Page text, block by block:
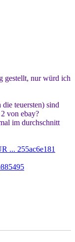
gestellt, nur würd ich
teuersten) sind
von ebay?
im durchschnitt
... 255ac6e181